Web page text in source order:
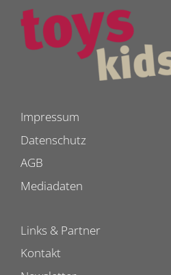
Impressum
Datenschutz
AGB
Mediadaten
Links & Partner
Kontakt